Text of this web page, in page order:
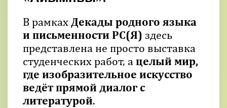
В рамках Декады родного языка
и письменности РС(Я) здесь
представлена не просто выставка
студенческих работ, а целый мир,
где изобразительное искусство
ведёт прямой диалог с
литературой.